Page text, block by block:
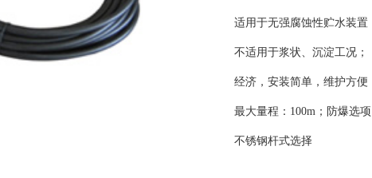
适用于无强腐蚀性贮水装置
不适用于浆状、沉淀工况；
经济，安装简单，维护方便
最大量程：100m；防爆选项
不锈钢杆式选择